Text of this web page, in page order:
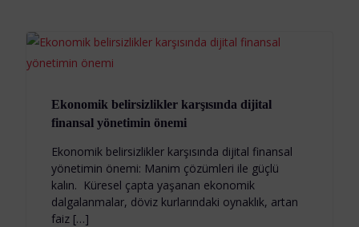
Ekonomik belirsizlikler karşısında dijital
finansal yönetimin önemi
Ekonomik belirsizlikler karşısında dijital finansal
yönetimin önemi: Manim çözümleri ile güçlü
kalın. Küresel çapta yaşanan ekonomik
dalgalanmalar, döviz kurlarındaki oynaklık, artan
faiz […]